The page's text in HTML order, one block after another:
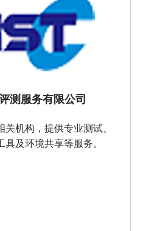
测服务有限公司
机构，提供专业测试、
及环境共享等服务。